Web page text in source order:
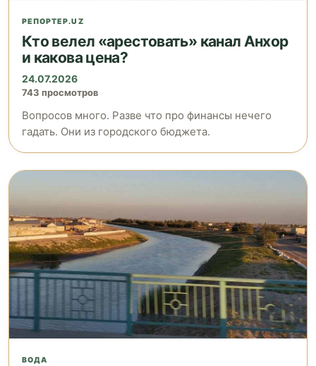
РЕПОРТЕР.UZ
Кто велел «арестовать» канал Анхор
и какова цена?
24.07.2026
743 просмотров
Вопросов много. Разве что про финансы нечего
гадать. Они из городского бюджета.
ВОДА